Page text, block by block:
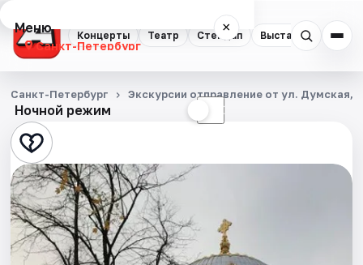
Концерты Театр Стендап Выставки
Меню ×
Санкт-Петербург
Концерты
Театр
Стендап
Выставки
Квесты
Ночной режим ☾
Санкт-Петербург Экскурсии отправление от ул. Думская,